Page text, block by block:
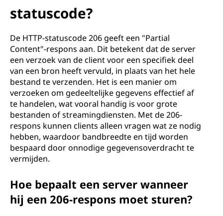
statuscode?
De HTTP-statuscode 206 geeft een "Partial
Content"-respons aan. Dit betekent dat de server
een verzoek van de client voor een specifiek deel
van een bron heeft vervuld, in plaats van het hele
bestand te verzenden. Het is een manier om
verzoeken om gedeeltelijke gegevens effectief af
te handelen, wat vooral handig is voor grote
bestanden of streamingdiensten. Met de 206-
respons kunnen clients alleen vragen wat ze nodig
hebben, waardoor bandbreedte en tijd worden
bespaard door onnodige gegevensoverdracht te
vermijden.
Hoe bepaalt een server wanneer
hij een 206-respons moet sturen?